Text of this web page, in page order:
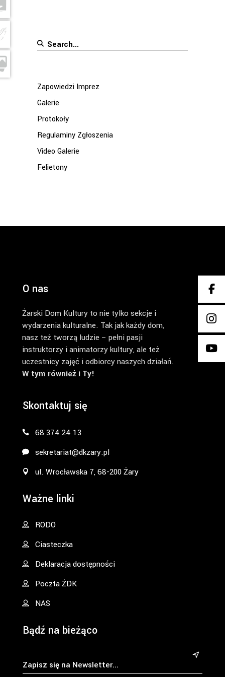
Search
Zapowiedzi Imprez
Galerie
Protokoły
Regulaminy Zgłoszenia
Video Galerie
Felietony
O nas
Żarski Dom Kultury to nie tylko sekcje i
wydarzenia kulturalne. Tak jak każdy dom,
nasz też tworzą ludzie – pełni pasji
instruktorzy i animatorzy kultury, ale też
uczestnicy zajęć i odbiorcy naszych działań.
W tym również i Ty!
Skontaktuj się
68 374 24 13
sekretariat@dkzary.pl
ul. Wrocławska 7, 68-200 Żary
Ważne linki
RODO
Ciasteczka
Deklaracja dostępności
Poczta ŻDK
NAS
Bądź na bieżąco
&